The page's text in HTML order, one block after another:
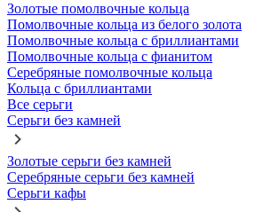
Золотые помолвочные кольца
Помолвочные кольца из белого золота
Помолвочные кольца с бриллиантами
Помолвочные кольца с фианитом
Серебряные помолвочные кольца
Кольца с бриллиантами
Все серьги
Серьги без камней
Золотые серьги без камней
Серебряные серьги без камней
Серьги кафы